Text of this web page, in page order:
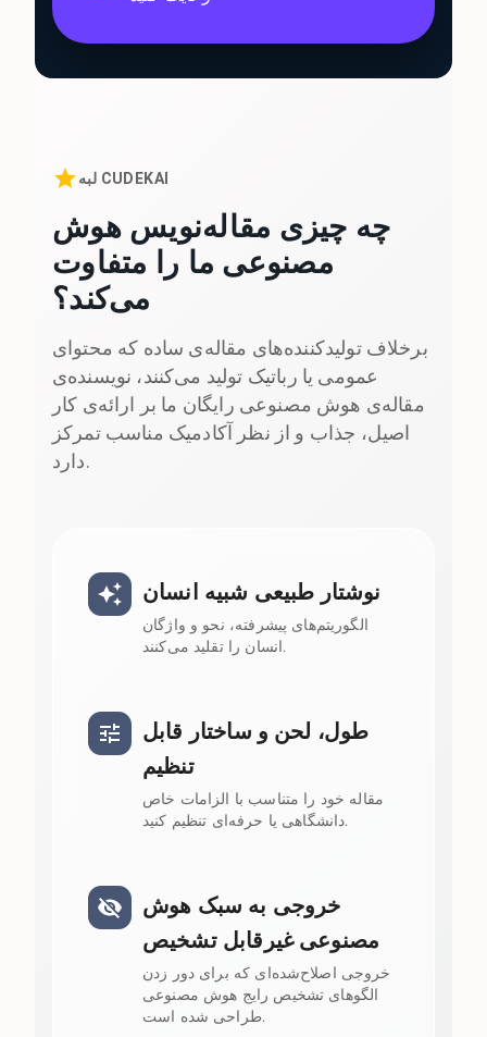
لبه CUDEKAI
چه چیزی مقاله‌نویس هوش
مصنوعی ما را متفاوت
می‌کند؟
برخلاف تولیدکننده‌های مقاله‌ی ساده که محتوای
عمومی یا رباتیک تولید می‌کنند، نویسنده‌ی
مقاله‌ی هوش مصنوعی رایگان ما بر ارائه‌ی کار
اصیل، جذاب و از نظر آکادمیک مناسب تمرکز
دارد.
نوشتار طبیعی شبیه انسان
الگوریتم‌های پیشرفته، نحو و واژگان
انسان را تقلید می‌کنند.
طول، لحن و ساختار قابل
تنظیم
مقاله خود را متناسب با الزامات خاص
دانشگاهی یا حرفه‌ای تنظیم کنید.
خروجی به سبک هوش
مصنوعی غیرقابل تشخیص
خروجی اصلاح‌شده‌ای که برای دور زدن
الگوهای تشخیص رایج هوش مصنوعی
طراحی شده است.